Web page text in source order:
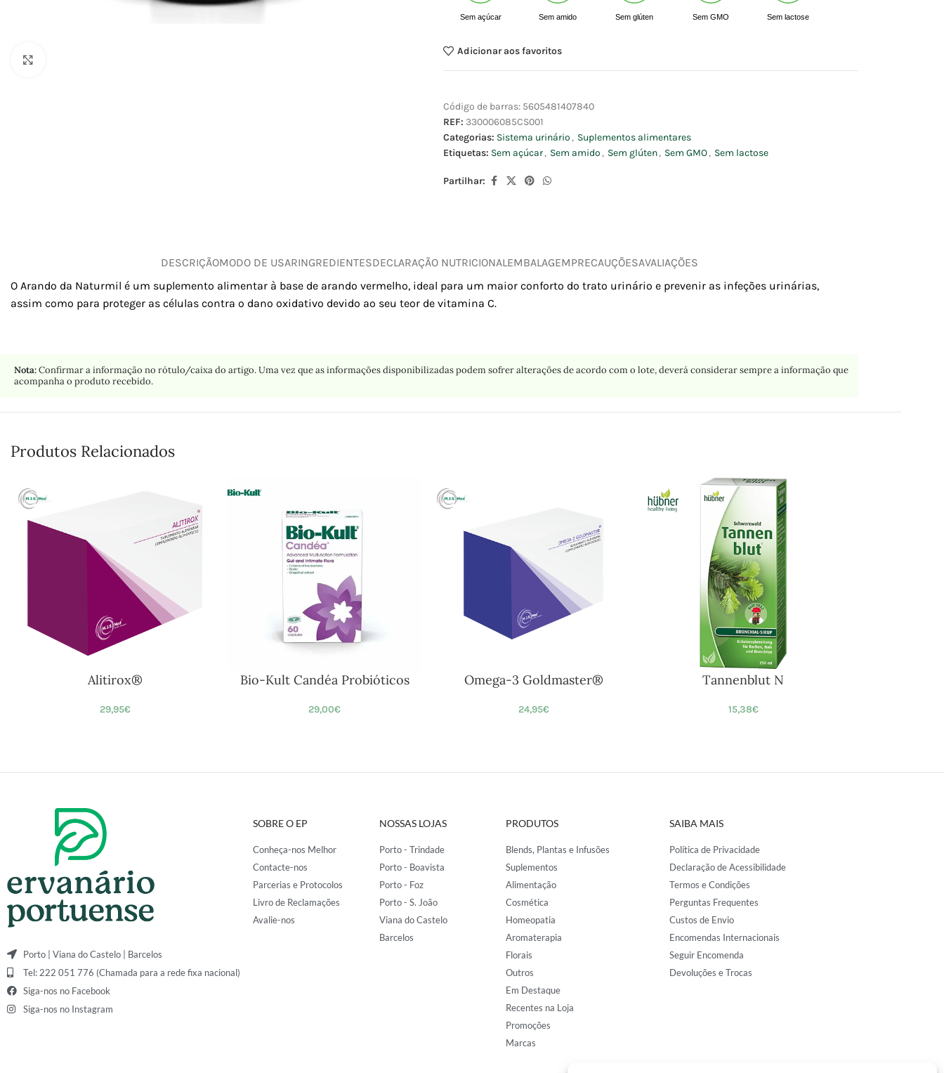
Sem açúcar Sem amido Sem glúten Sem GMO Sem lactose
Adicionar aos favoritos
Código de barras: 5605481407840
REF: 330006085CS001
Categorias: Sistema urinário , Suplementos alimentares
Etiquetas: Sem açúcar, Sem amido , Sem glúten, Sem GMO, Sem lactose
Partilhar:
DESCRIÇÃOMODO DE USARINGREDIENTESDECLARAÇÃO NUTRICIONAL EMBALAGEMPRECAUÇÕESAVALIAÇÕES
O Arando da Naturmil é um suplemento alimentar à base de arando vermelho, ideal para um maior conforto do trato urinário e prevenir as infeções urinárias,
assim como para proteger as células contra o dano oxidativo devido ao seu teor de vitamina C.
Nota:Confirmar a informação no rótulo/caixa do artigo. Uma vez que as informações disponibilizadas podem sofrer alterações de acordo com o lote, deverá considerar sempre a informação que
acompanha o produto recebido.
Produtos Relacionados
Alitirox®
29,95€
Bio-Kult Candéa Probióticos
29,00€
Omega-3 Goldmaster®
24,95€
Tannenblut N
15,38€
Porto | Viana do Castelo | Barcelos
Tel: 222 051 776 (Chamada para a rede fixa nacional)
Siga-nos no Facebook
Siga-nos no Instagram
SOBRE O EP
Conheça-nos Melhor
Contacte-nos
Parcerias e Protocolos
Livro de Reclamações
Avalie-nos
NOSSAS LOJAS
Porto - Trindade
Porto - Boavista
Porto - Foz
Porto - S. João
Viana do Castelo
Barcelos
PRODUTOS
Blends, Plantas e Infusões
Suplementos
Alimentação
Cosmética
Homeopatia
Aromaterapia
Florais
Outros
Em Destaque
Recentes na Loja
Promoções
Marcas
SAIBA MAIS
Política de Privacidade
Declaração de Acessibilidade
Termos e Condições
Perguntas Frequentes
Custos de Envio
Encomendas Internacionais
Seguir Encomenda
Devoluções e Trocas